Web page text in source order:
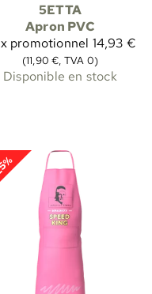
5ETTA
Apron PVC
promotionnel 14,93 €
(11,90 €, TVA 0)
Disponible en stock